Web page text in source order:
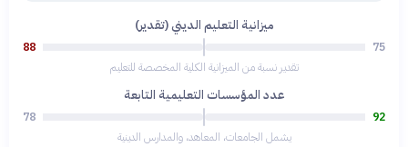
ميزانية التعليم الديني (تقدير)
75
88
تقدير نسبة من الميزانية الكلية المخصصة للتعليم
عدد المؤسسات التعليمية التابعة
92
78
يشمل الجامعات، المعاهد، والمدارس الدينية